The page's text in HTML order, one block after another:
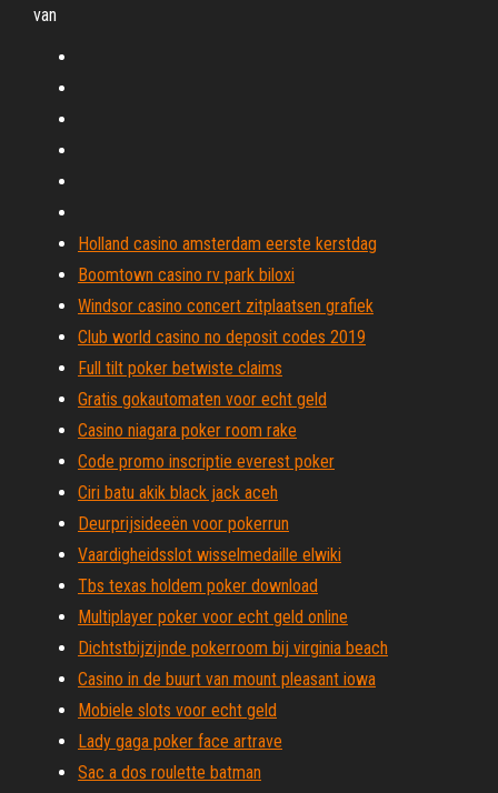
van
Holland casino amsterdam eerste kerstdag
Boomtown casino rv park biloxi
Windsor casino concert zitplaatsen grafiek
Club world casino no deposit codes 2019
Full tilt poker betwiste claims
Gratis gokautomaten voor echt geld
Casino niagara poker room rake
Code promo inscriptie everest poker
Ciri batu akik black jack aceh
Deurprijsideeën voor pokerrun
Vaardigheidsslot wisselmedaille elwiki
Tbs texas holdem poker download
Multiplayer poker voor echt geld online
Dichtstbijzijnde pokerroom bij virginia beach
Casino in de buurt van mount pleasant iowa
Mobiele slots voor echt geld
Lady gaga poker face artrave
Sac a dos roulette batman